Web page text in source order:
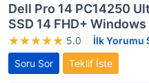
Dell Pro 14 PC14250
SSD 14 FHD+ Windows
5.0
İlk Yorumu
Soru Sor
Teklif İste